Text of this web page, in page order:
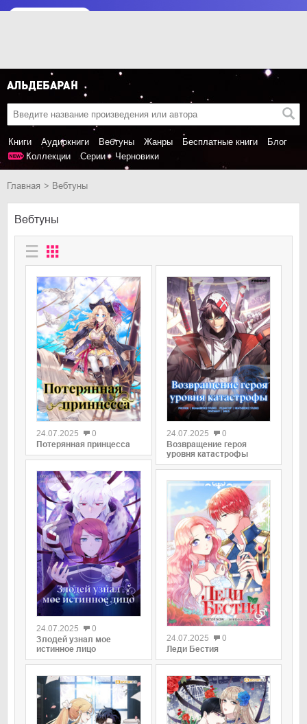
Книги Аудиокниги Вебтуны Жанры Бесплатные книги
Блог
Коллекции
Серии Черновики
Главная Вебтуны
Вебтуны
0
24.07.2025
0
Потерянная принцесса
0
24.07.2025
0
Злодей узнал мое
истинное лицо
24.07.2025
0
Возвращение героя
уровня катастрофы
0
24.07.2025
0
Леди Бестия